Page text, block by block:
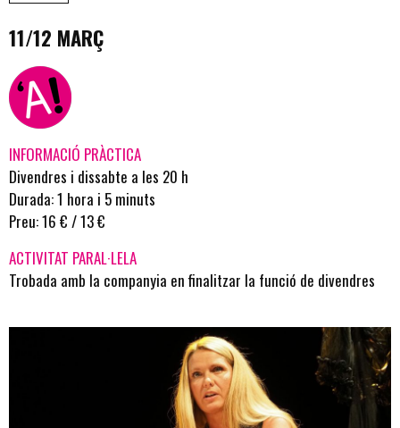
11/12 MARÇ
INFORMACIÓ PRÀCTICA
Divendres i dissabte a les 20 h
Durada: 1 hora i 5 minuts
Preu: 16 € / 13 €
ACTIVITAT PARAL·LELA
Trobada amb la companyia en finalitzar la funció de divendres